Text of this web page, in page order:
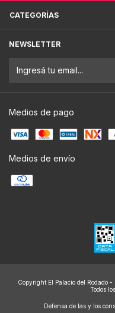
CATEGORÍAS
NEWSLETTER
Medios de pago
Medios de envío
Copyright El Palacio del Rodado
Todos
Defensa de las y los